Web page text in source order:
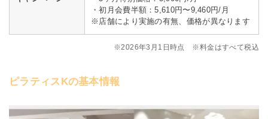
・初月会費半額：5,610円〜9,460円/月
※店舗により実施の有無、価格が異なります
※2026年3月1日時点 ※料金はすべて税込
ピラティスKの基本情報